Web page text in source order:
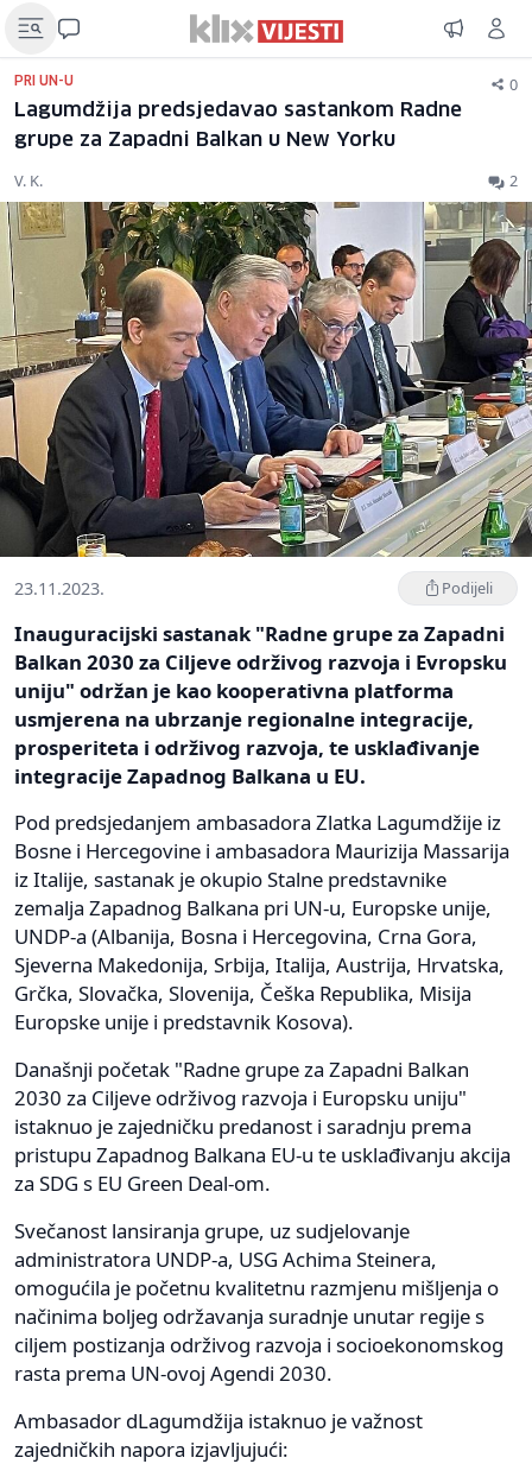
PRI UN-U 0
Lagumdžija predsjedavao sastankom Radne
grupe za Zapadni Balkan u New Yorku
V. K. 2
23.11.2023. Podijeli
Inauguracijski sastanak "Radne grupe za Zapadni
Balkan 2030 za Ciljeve održivog razvoja i Evropsku
uniju" održan je kao kooperativna platforma
usmjerena na ubrzanje regionalne integracije,
prosperiteta i održivog razvoja, te usklađivanje
integracije Zapadnog Balkana u EU.
Pod predsjedanjem ambasadora Zlatka Lagumdžije iz
Bosne i Hercegovine i ambasadora Maurizija Massarija
iz Italije, sastanak je okupio Stalne predstavnike
zemalja Zapadnog Balkana pri UN-u, Europske unije,
UNDP-a (Albanija, Bosna i Hercegovina, Crna Gora,
Sjeverna Makedonija, Srbija, Italija, Austrija, Hrvatska,
Grčka, Slovačka, Slovenija, Češka Republika, Misija
Europske unije i predstavnik Kosova).
Današnji početak "Radne grupe za Zapadni Balkan
2030 za Ciljeve održivog razvoja i Europsku uniju"
istaknuo je zajedničku predanost i saradnju prema
pristupu Zapadnog Balkana EU-u te usklađivanju akcija
za SDG s EU Green Deal-om.
Svečanost lansiranja grupe, uz sudjelovanje
administratora UNDP-a, USG Achima Steinera,
omogućila je početnu kvalitetnu razmjenu mišljenja o
načinima boljeg održavanja suradnje unutar regije s
ciljem postizanja održivog razvoja i socioekonomskog
rasta prema UN-ovoj Agendi 2030.
Ambasador dLagumdžija istaknuo je važnost
zajedničkih napora izjavljujući: